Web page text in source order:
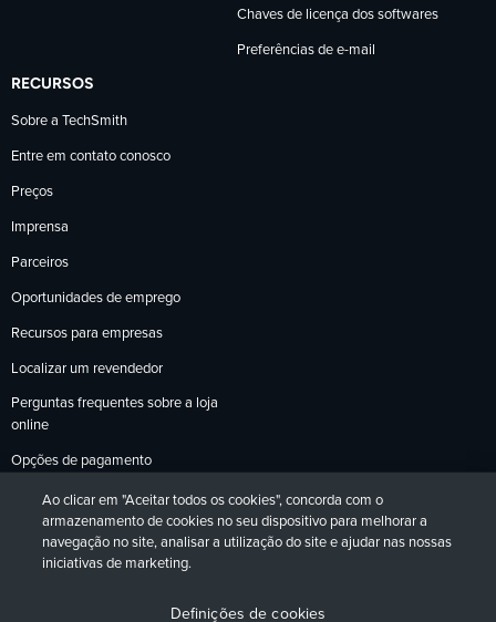
Chaves de licença dos softwares
Preferências de e-mail
RECURSOS
Sobre a TechSmith
Entre em contato conosco
Preços
Imprensa
Parceiros
Oportunidades de emprego
Recursos para empresas
Localizar um revendedor
Perguntas frequentes sobre a loja
online
Opções de pagamento
Política de devoluções
DeutschFrançais Español日本語
Ao clicar em "Aceitar todos os cookies", concorda com o
armazenamento de cookies no seu dispositivo para melhorar a
navegação no site, analisar a utilização do site e ajudar nas nossas
iniciativas de marketing.
Definições de cookies